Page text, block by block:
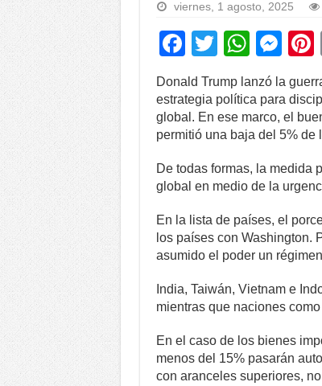
viernes, 1 agosto, 2025
F
a
c
e
b
o
o
k
T
tt
er
W
at
s
A
p
p
M
ss
e
n
g
er
Donald Trump lanzó la
estrategia política para
global. En ese marco, el
permitió una baja del 5% de
De todas formas, la medida
global en medio de la
En la lista de países, el
los países con Washington.
asumido el poder un
India, Taiwán, Vietnam e
mientras que naciones
En el caso de los bienes
menos del 15% pasarán
con aranceles superiores,